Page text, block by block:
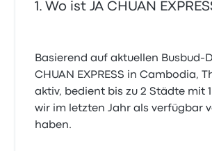
Wo ist JA CHUAN
Basierend auf aktuellen Busbud-
CHUAN EXPRESS in Cambodia,
aktiv, bedient bis zu 2 Städte mit
wir im letzten Jahr als verfügbar
haben.